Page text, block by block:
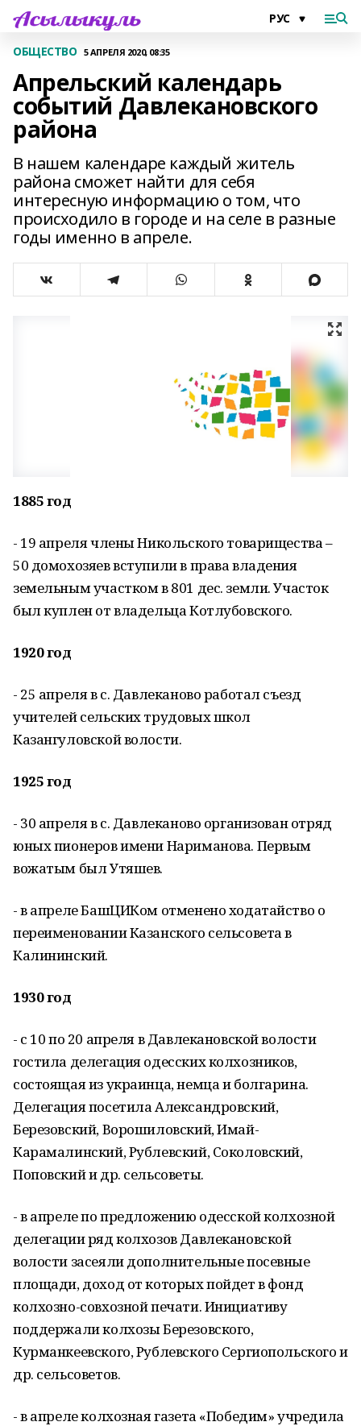
ОБЩЕСТВО 5 АПРЕЛЯ 2020, 08:35
Апрельский календарь
событий Давлекановского
района
В нашем календаре каждый житель
района сможет найти для себя
интересную информацию о том, что
происходило в городе и на селе в разные
годы именно в апреле.
1885 год
- 19 апреля члены Никольского товарищества –
50 домохозяев вступили в права владения
земельным участком в 801 дес. земли. Участок
был куплен от владельца Котлубовского.
1920 год
- 25 апреля в с. Давлеканово работал съезд
учителей сельских трудовых школ
Казангуловской волости.
1925 год
- 30 апреля в с. Давлеканово организован отряд
юных пионеров имени Нариманова. Первым
вожатым был Утяшев.
- в апреле БашЦИКом отменено ходатайство о
переименовании Казанского сельсовета в
Калининский.
1930 год
- с 10 по 20 апреля в Давлекановской волости
гостила делегация одесских колхозников,
состоящая из украинца, немца и болгарина.
Делегация посетила Александровский,
Березовский, Ворошиловский, Имай-
Карамалинский, Рублевский, Соколовский,
Поповский и др. сельсоветы.
- в апреле по предложению одесской колхозной
делегации ряд колхозов Давлекановской
волости засеяли дополнительные посевные
площади, доход от которых пойдет в фонд
колхозно-совхозной печати. Инициативу
поддержали колхозы Березовского,
Курманкеевского, Рублевского Сергиопольского и
др. сельсоветов.
- в апреле колхозная газета «Победим» учредила